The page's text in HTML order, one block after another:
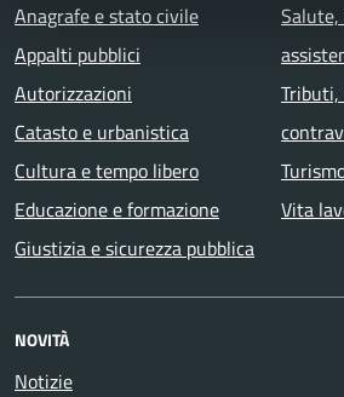
Anagrafe e stato civile
Appalti pubblici
Autorizzazioni
Catasto e urbanistica
Cultura e tempo libero
Educazione e formazione
Giustizia e sicurezza pubblica
Salute,
Vita
NOVITÀ
Notizie